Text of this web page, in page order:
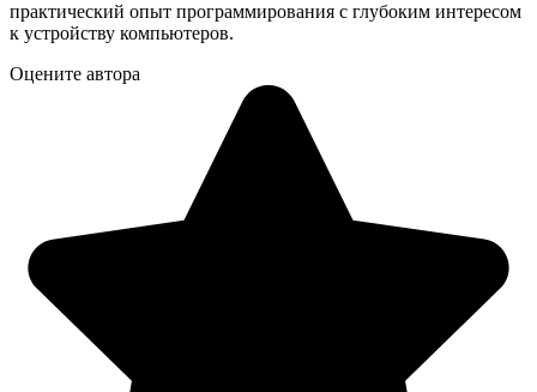
практический опыт программирования с глубоким интересом
к устройству компьютеров.
Оцените автора